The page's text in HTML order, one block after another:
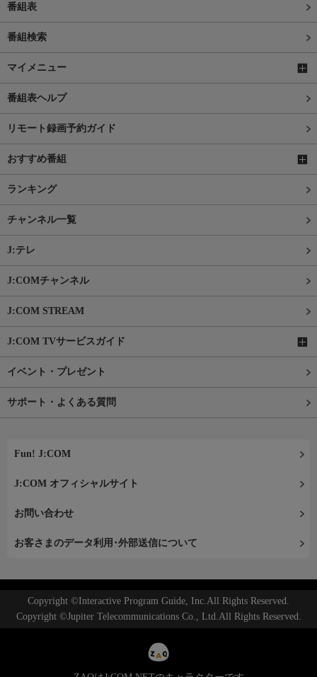
番組表
番組検索
マイメニュー
番組表ヘルプ
リモート録画予約ガイド
おすすめ番組
ランキング
チャンネル一覧
J:テレ
J:COMチャンネル
J:COM STREAM
J:COM TVサービスガイド
イベント・プレゼント
サポート・よくある質問
Fun! J:COM
J:COM オフィシャルサイト
お問い合わせ
お客さまのデータ利用･外部送信について
Copyright ©Interactive Program Guide, Inc.All Rights Reserved.
Copyright ©Jupiter Telecommunications Co., Ltd.All Rights Reserved.